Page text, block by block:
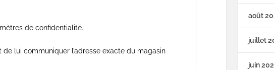
de confidentialité.
lui communiquer l’adresse exacte du magasin
août
juillet
juin